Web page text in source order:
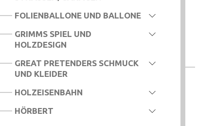
FOLIENBALLONE UND BALLONE
GRIMMS SPIEL UND
HOLZDESIGN
GREAT PRETENDERS SCHMUCK
UND KLEIDER
HOLZEISENBAHN
HÖRBERT